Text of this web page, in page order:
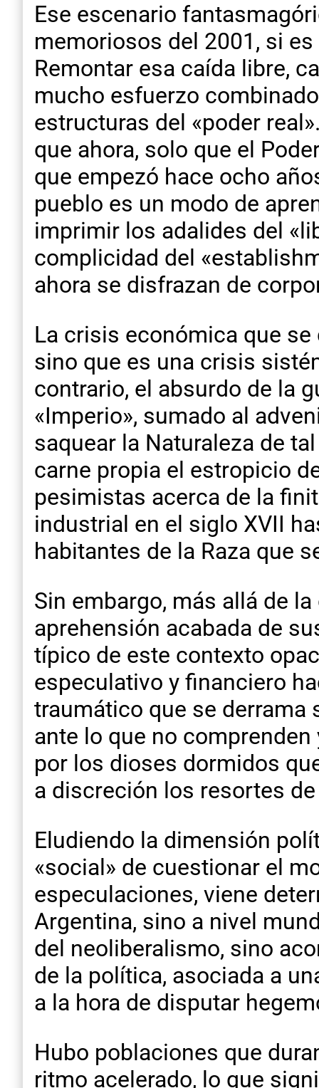
Ese escenario
memoriosos del 2001, si
Remontar esa caída libre,
mucho esfuerzo
estructuras del «poder
que ahora, solo que el
que empezó hace ocho
pueblo es un modo de
imprimir los adalides del
complicidad del
ahora se disfrazan de
La crisis económica que
sino que es una crisis
contrario, el absurdo de la
«Imperio», sumado al
saquear la Naturaleza de
carne propia el estropicio
pesimistas acerca de la
industrial en el siglo XVII
habitantes de la Raza que
Sin embargo, más allá de
aprehensión acabada de
típico de este contexto
especulativo y financiero
traumático que se derrama
ante lo que no
por los dioses dormidos
a discreción los resortes
Eludiendo la dimensión
«social» de cuestionar el
especulaciones, viene
Argentina, sino a nivel
del neoliberalismo, sino
de la política, asociada a
a la hora de disputar
Hubo poblaciones que
ritmo acelerado, lo que